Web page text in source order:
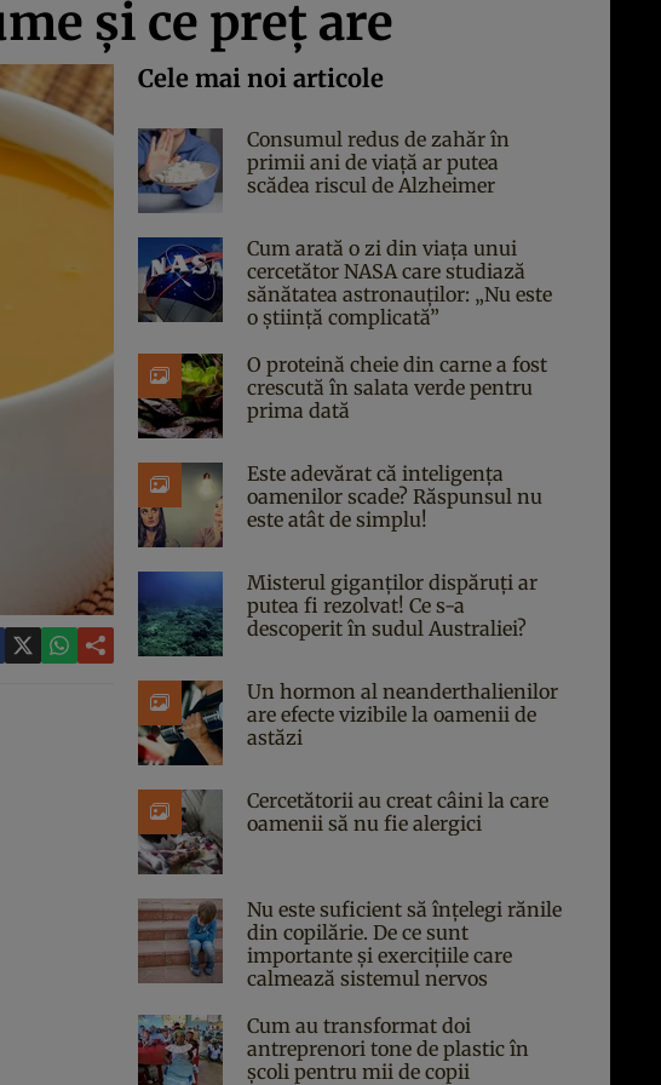
şi ce preţ are
Cele mai noi articole
Consumul redus de zahăr în
primii ani de viață ar putea
scădea riscul de Alzheimer
Cum arată o zi din viața unui
cercetător NASA care studiază
sănătatea astronauților: „Nu este
o știință complicată”
O proteină cheie din carne a fost
crescută în salata verde pentru
prima dată
Este adevărat că inteligența
oamenilor scade? Răspunsul nu
este atât de simplu!
Misterul giganților dispăruți ar
putea fi rezolvat! Ce s-a
descoperit în sudul Australiei?
Un hormon al neanderthalienilor
are efecte vizibile la oamenii de
astăzi
Cercetătorii au creat câini la care
oamenii să nu fie alergici
Nu este suficient să înțelegi rănile
din copilărie. De ce sunt
importante și exercițiile care
calmează sistemul nervos
Cum au transformat doi
antreprenori tone de plastic în
școli pentru mii de copii